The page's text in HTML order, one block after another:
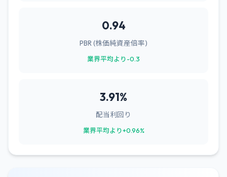
0.94
PBR (株価純資産倍率)
業界平均より-0.3
3.91%
配当利回り
業界平均より+0.96%